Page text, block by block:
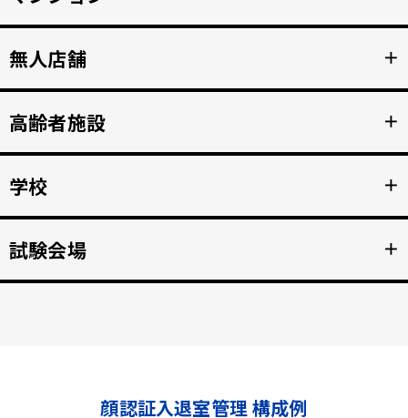
スマホへ接続。 入居者の顔を認証して、手ぶらでドア解
錠。
詳細を見る >>
無人店舗 ＋
時間無人営業を実現。
詳細を見る >>
高齢者施設 ＋
検知、スマホへの着信アラートで重大事故を防止。
詳細を見る >>
学校 ＋
詳細を見る >>
試験会場 ＋
顔認証入退室管理 構成例